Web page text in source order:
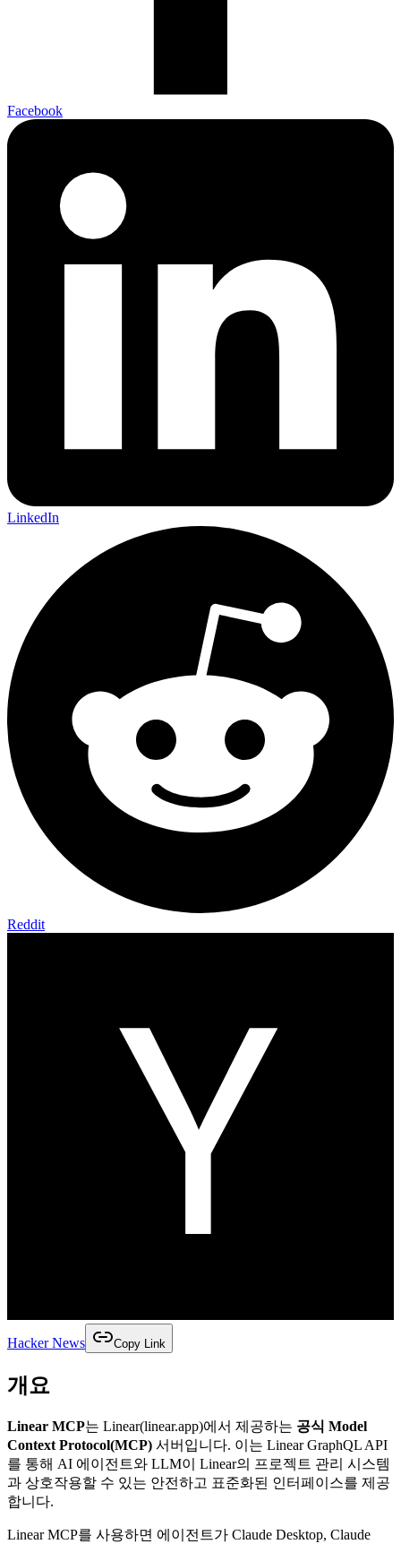
Facebook
LinkedIn
Reddit
Hacker News Copy Link
개요
Linear MCP는 Linear(linear.app)에서 제공하는 공식 Model
Context Protocol(MCP) 서버입니다. 이는 Linear GraphQL API
를 통해 AI 에이전트와 LLM이 Linear의 프로젝트 관리 시스템
과 상호작용할 수 있는 안전하고 표준화된 인터페이스를 제공
합니다.
Linear MCP를 사용하면 에이전트가 Claude Desktop, Claude